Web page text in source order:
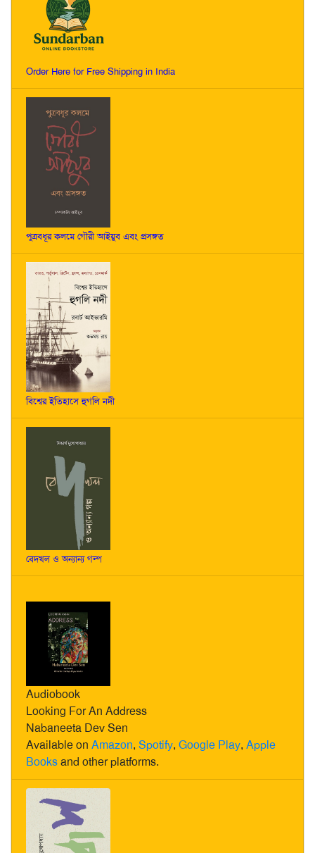
Order Here for Free Shipping in India
পুত্রবধূর কলমে গৌরী আইয়ুব এবং প্রসঙ্গত
বিশ্বের ইতিহাসে হুগলি নদী
বেদখল ও অন্যান্য গল্প
Audiobook
Looking For An Address
Nabaneeta Dev Sen
Available on Amazon, Spotify, Google Play, Apple
Booksand other platforms.